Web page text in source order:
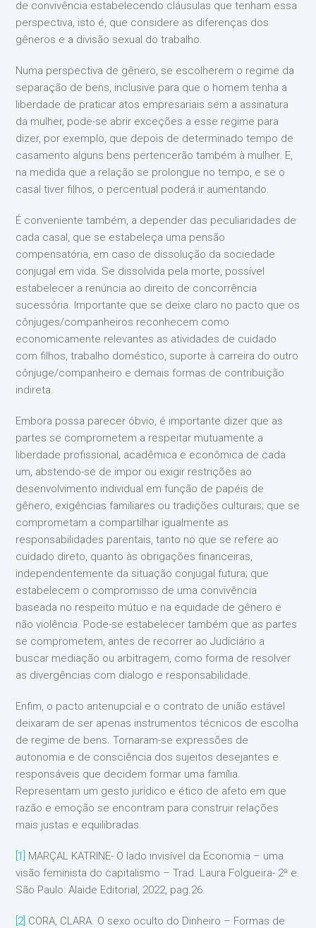
de convivência estabelecendo cláusulas que tenham essa
perspectiva, isto é, que considere as diferenças dos
gêneros e a divisão sexual do trabalho.
Numa perspectiva de gênero, se escolherem o regime da
separação de bens, inclusive para que o homem tenha a
liberdade de praticar atos empresariais sem a assinatura
da mulher, pode-se abrir exceções a esse regime para
dizer, por exemplo, que depois de determinado tempo de
casamento alguns bens pertencerão também à mulher. E,
na medida que a relação se prolongue no tempo, e se o
casal tiver filhos, o percentual poderá ir aumentando.
É conveniente também, a depender das peculiaridades de
cada casal, que se estabeleça uma pensão
compensatória, em caso de dissolução da sociedade
conjugal em vida. Se dissolvida pela morte, possível
estabelecer a renúncia ao direito de concorrência
sucessória. Importante que se deixe claro no pacto que os
cônjuges/companheiros reconhecem como
economicamente relevantes as atividades de cuidado
com filhos, trabalho doméstico, suporte à carreira do outro
cônjuge/companheiro e demais formas de contribuição
indireta.
Embora possa parecer óbvio, é importante dizer que as
partes se comprometem a respeitar mutuamente a
liberdade profissional, acadêmica e econômica de cada
um, abstendo-se de impor ou exigir restrições ao
desenvolvimento individual em função de papéis de
gênero, exigências familiares ou tradições culturais; que se
comprometam a compartilhar igualmente as
responsabilidades parentais, tanto no que se refere ao
cuidado direto, quanto às obrigações financeiras,
independentemente da situação conjugal futura; que
estabelecem o compromisso de uma convivência
baseada no respeito mútuo e na equidade de gênero e
não violência. Pode-se estabelecer também que as partes
se comprometem, antes de recorrer ao Judiciário a
buscar mediação ou arbitragem, como forma de resolver
as divergências com dialogo e responsabilidade.
Enfim, o pacto antenupcial e o contrato de união estável
deixaram de ser apenas instrumentos técnicos de escolha
de regime de bens. Tornaram-se expressões de
autonomia e de consciência dos sujeitos desejantes e
responsáveis que decidem formar uma família.
Representam um gesto jurídico e ético de afeto em que
razão e emoção se encontram para construir relações
mais justas e equilibradas.
[1]
MARÇAL KATRINE- O lado invisível da Economia – uma
visão feminista do capitalismo – Trad. Laura Folgueira- 2ª e.
São Paulo: Alaide Editorial, 2022, pag.26.
[2] CORA, CLARA. O sexo oculto do Dinheiro – Formas de